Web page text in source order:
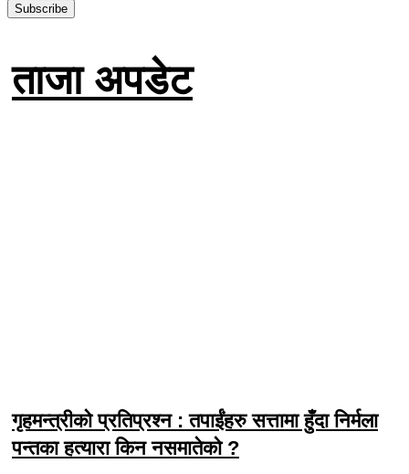
Subscribe
ताजा अपडेट
गृहमन्त्रीको प्रतिप्रश्न : तपाईंहरु सत्तामा हुँदा निर्मला
पन्तका हत्यारा किन नसमातेको ?